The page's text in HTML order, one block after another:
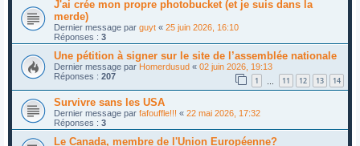
J'ai crée mon propre photobucket (et je suis dans la
merde)
Dernier message par guyt « 25 juin 2026, 16:10
Réponses : 3
Une pétition à signer sur le site de l’assemblée nationale
Dernier message par Homerdusud « 02 juin 2026, 19:13
Réponses : 207 1 11 12 13 14
Survivre sans les USA
Dernier message par fafouffle!!! « 22 mai 2026, 17:32
Réponses : 3
Le Canada, membre de l'Union Européenne?